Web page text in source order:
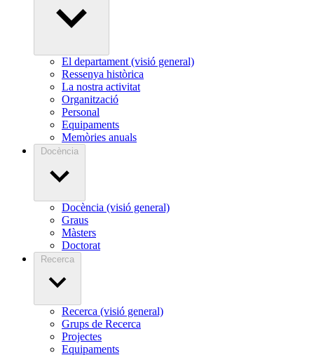
El departament (visió general)
Ressenya històrica
La nostra activitat
Organització
Personal
Equipaments
Memòries anuals
Docència
Docència (visió general)
Graus
Màsters
Doctorat
Recerca
Recerca (visió general)
Grups de Recerca
Projectes
Equipaments